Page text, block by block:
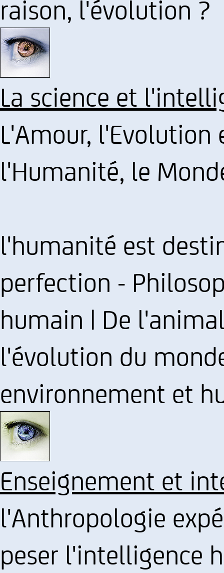
raison, l'évolution ?
La science et
L'Amour,
l'Humanité, le
l'humanité est
perfection -
humain | De
l'évolution du
environnement et
Enseignement et
l'Anthropologie
peser l'intelligence